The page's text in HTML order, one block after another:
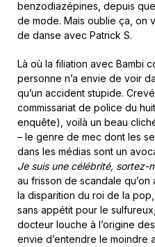
benzodiazépines, depuis
de mode. Mais oublie ça, on
de danse avec Patrick S.
Là où la filiation avec Bambi
personne n’a envie de voir
qu’un accident stupide.
commissariat de police du
enquête), voilà un beau
– le genre de mec dont les
dans les médias sont un
Je suis une célébrité, sortez-
au frisson de scandale qu’on
la disparition du roi de la
sans appétit pour le
docteur louche à l’origine
envie d’entendre le moindre